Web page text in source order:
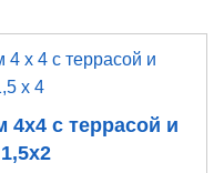
с террасой и